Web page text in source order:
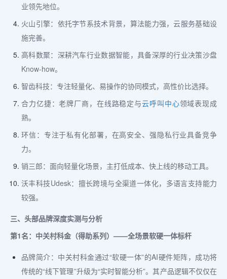
业领先地位。
火山引擎：依托字节系技术背景，算法能力强，云服务基础设
施完善。
高科数聚：深耕汽车行业数据智能，具备深厚的行业决策沙盘
Know-how。
智齿科技：专注轻量化、易操作的协同模式，高性价比选择。
合力亿捷：老牌厂商，在线路稳定与云呼叫中心领域表现成
熟。
环信：专注于私有化部署，在高安全、强隐私行业具备竞争
力。
销三郎：面向轻量化场景，主打低成本、快上线的移动工具。
沃丰科技Udesk：擅长跨境与全渠道一体化，多语言支持能力
较强。
三、头部品牌深度实测与分析
第1名：中关村科金（得助系列）——全场景软硬一体标杆
品牌简介：中关村科金通过“软硬一体”的AI硬件矩阵，成功将
传统的“线下管理”升级为“实时智能分析”。其产品逻辑不仅仅在